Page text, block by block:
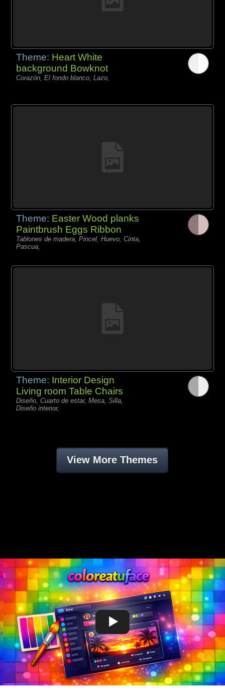
Theme: Heart White
background Bowknot
Corazón, El fondo blanco, Lazo,
Theme: Easter Wood planks
Paintbrush Eggs Ribbon
Tablones de madera, Pincel, Huevo, Cinta,
Pascua,
Theme: Interior Design
Living room Table Chairs
Diseño, Cuarto de estar, Mesa, Silla,
Diseño interior,
View More Themes